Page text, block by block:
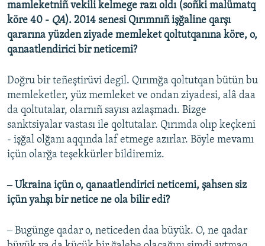
mamleketniñ vekili kelmege razı oldı (soñki malümatq
köre 40 - QA). 2014 senesi Qırımnıñ işğaline qarşı
qararına yüzden ziyade memleket qoltutqanına köre, o,
qanaatlendirici bir neticemi?
Doğru bir teñeştirüvi degil. Qırımğa qoltutqan bütün bu
memleketler, yüz memleket ve ondan ziyadesi, alâ daa
da qoltutalar, olarnıñ sayısı azlaşmadı. Bizge
sanktsiyalar vastası ile qoltutalar. Qırımda olıp keçkeni
- işğal olğanı aqqında laf etmege azırlar. Böyle mevamı
içün olarğa teşekkürler bildiremiz.
‒ Ukraina içün o, qanaatlendirici neticemi, şahsen siz
içün yahşı bir netice ne ola bilir edi?
‒ Bugünge qadar o, neticeden daa büyük. O, ne qadar